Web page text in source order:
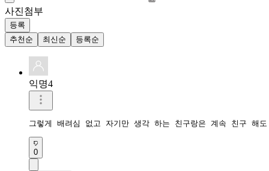
사진첨부
등록
추천순
최신순 등록순
익명4
그렇게 배려심 없고 자기만 생각 하는 친구랑은 계속 친구 해
0